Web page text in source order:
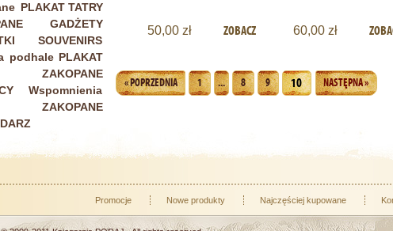
PLAKAT TATRY
GADŻETY
SOUVENIRS
podhale PLAKAT
ZAKOPANE
Wspomnienia
ZAKOPANE
50,00 zł ZOBACZ 60,00 zł
« POPRZEDNIA 1 ... 8 9 10 NASTĘPNA »
Promocje Nowe produkty Najczęściej kupowane